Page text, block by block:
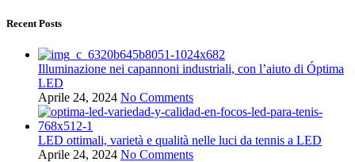
Recent Posts
Illuminazione nei capannoni industriali, con l’aiuto di Óptima
LED
Aprile 24, 2024 No Comments
LED ottimali, varietà e qualità nelle luci da tennis a LED
Aprile 24, 2024 No Comments